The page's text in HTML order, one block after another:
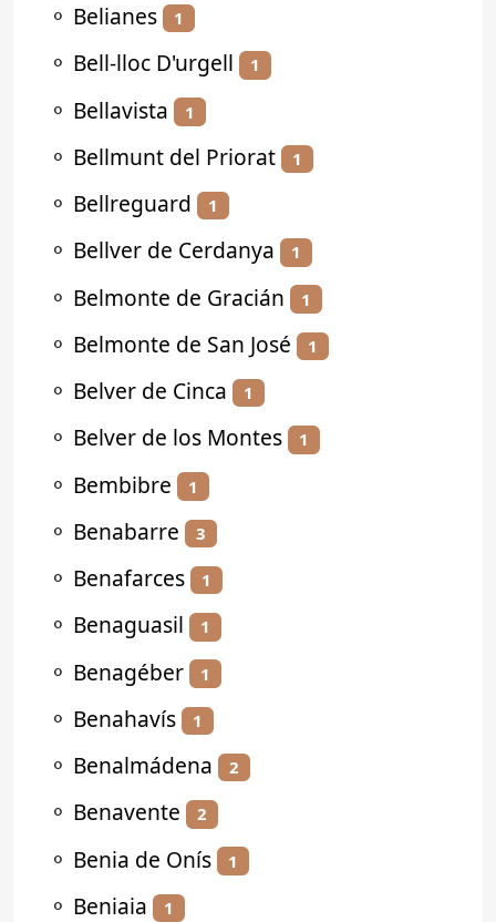
⚬ Belianes 1
⚬ Bell-lloc D'urgell 1
⚬ Bellavista 1
⚬ Bellmunt del Priorat 1
⚬ Bellreguard 1
⚬ Bellver de Cerdanya 1
⚬ Belmonte de Gracián 1
⚬ Belmonte de San José 1
⚬ Belver de Cinca 1
⚬ Belver de los Montes 1
⚬ Bembibre 1
⚬ Benabarre 3
⚬ Benafarces 1
⚬ Benaguasil 1
⚬ Benagéber 1
⚬ Benahavís 1
⚬ Benalmádena 2
⚬ Benavente 2
⚬ Benia de Onís 1
⚬ Beniaia 1